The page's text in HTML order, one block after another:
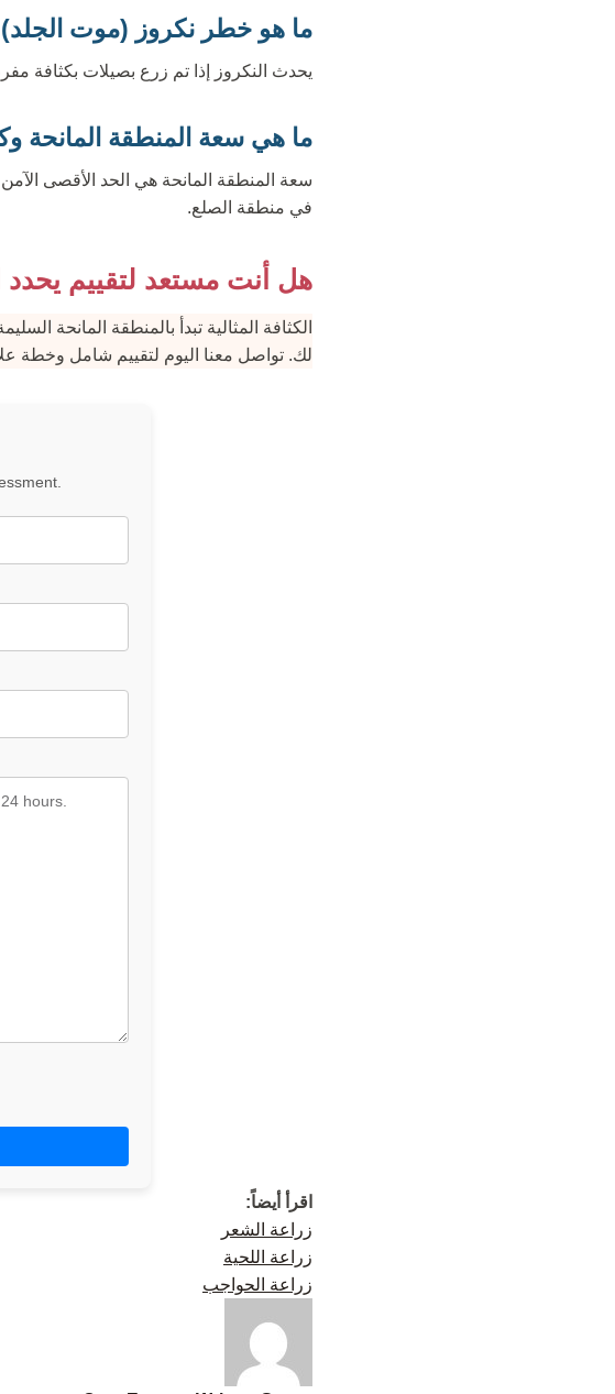
ما هو خطر نكروز (موت الجلد)
يحدث النكروز إذا تم زرع بصيلات بكثافة
ما هي سعة المنطقة المانحة
سعة المنطقة المانحة هي الحد الأقصى
في منطقة الصلع.
هل أنت مستعد لتقييم يحدد
لك. تواصل معنا اليوم لتقييم شامل وخطة
اقرأ أيضاً:
زراعة الشعر
زراعة اللحية
زراعة الحواجب